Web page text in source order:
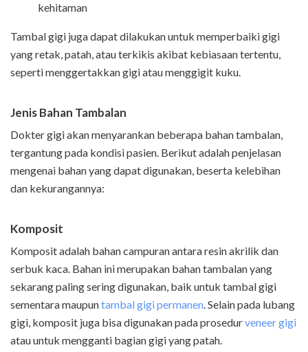
kehitaman
Tambal gigi juga dapat dilakukan untuk memperbaiki gigi
yang retak, patah, atau terkikis akibat kebiasaan tertentu,
seperti menggertakkan gigi atau menggigit kuku.
Jenis Bahan Tambalan
Dokter gigi akan menyarankan beberapa bahan tambalan,
tergantung pada kondisi pasien. Berikut adalah penjelasan
mengenai bahan yang dapat digunakan, beserta kelebihan
dan kekurangannya:
Komposit
Komposit adalah bahan campuran antara resin akrilik dan
serbuk kaca. Bahan ini merupakan bahan tambalan yang
sekarang paling sering digunakan, baik untuk tambal gigi
sementara maupuntambal gigi permanen. Selain pada lubang
gigi, komposit juga bisa digunakan pada prosedurveneer gigi
atau untuk mengganti bagian gigi yang patah.